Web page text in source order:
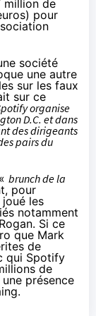
million de
pour
société
une autre
sur les faux
sur ce
organise
D.C. et dans
des dirigeants
pairs du
brunch de la
pour
les
notamment
Si ce
que Mark
de
qui Spotify
de
présence